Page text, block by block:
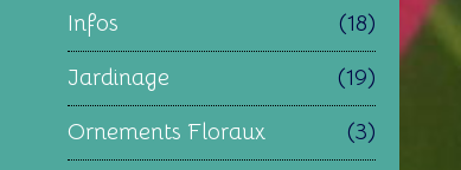
Infos
(18)
Jardinage
(19)
Ornements Floraux
(3)